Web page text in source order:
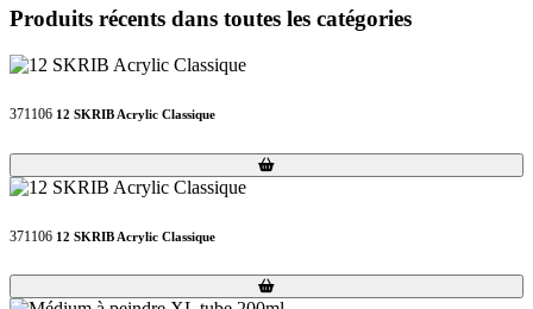
Produits récents dans toutes les catégories
371106 12 SKRIB Acrylic Classique
Loading...
Loading...
371106 12 SKRIB Acrylic Classique
Loading...
Loading...